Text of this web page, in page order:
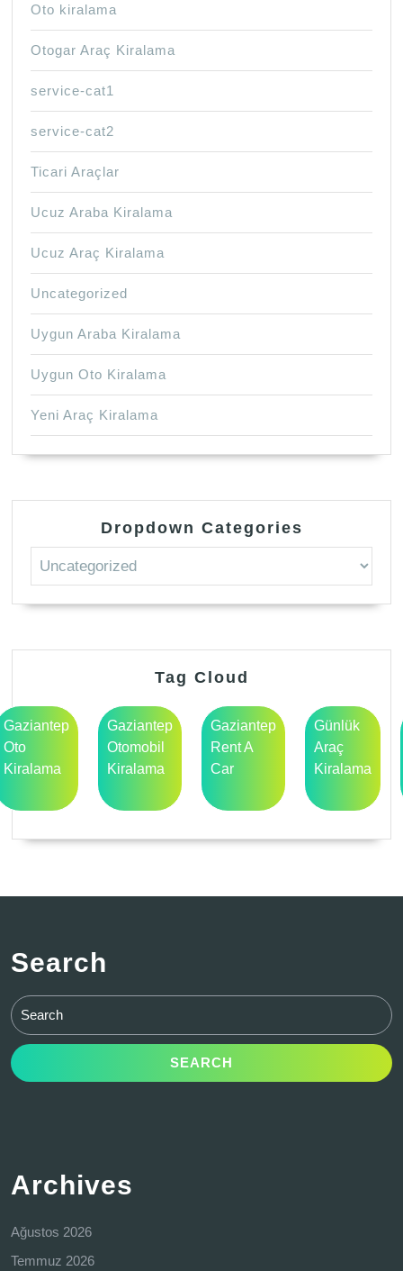
Oto kiralama
Otogar Araç Kiralama
service-cat1
service-cat2
Ticari Araçlar
Ucuz Araba Kiralama
Ucuz Araç Kiralama
Uncategorized
Uygun Araba Kiralama
Uygun Oto Kiralama
Yeni Araç Kiralama
Dropdown Categories
Tag Cloud
Gaziantep
Oto
Kiralama
Gaziantep
Otomobil
Kiralama
Gaziantep
Rent A
Car
Günlük
Araç
Kiralama
Search
Search
for:
Archives
Ağustos 2026
Temmuz 2026